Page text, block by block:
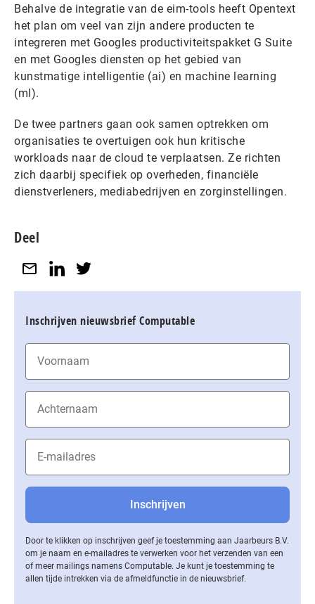
Behalve de integratie van de eim-tools heeft Opentext
het plan om veel van zijn andere producten te
integreren met Googles productiviteitspakket G Suite
en met Googles diensten op het gebied van
kunstmatige intelligentie (ai) en machine learning
(ml).
De twee partners gaan ook samen optrekken om
organisaties te overtuigen ook hun kritische
workloads naar de cloud te verplaatsen. Ze richten
zich daarbij specifiek op overheden, financiële
dienstverleners, mediabedrijven en zorginstellingen.
Deel
Inschrijven nieuwsbrief Computable
Door te klikken op inschrijven geef je toestemming aan Jaarbeurs B.V.
om je naam en e-mailadres te verwerken voor het verzenden van een
of meer mailings namens Computable. Je kunt je toestemming te
allen tijde intrekken via de af­meld­func­tie in de nieuwsbrief.